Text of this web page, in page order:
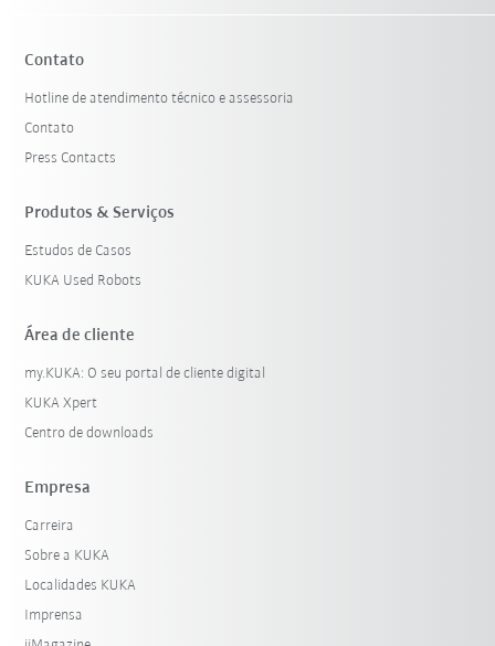
Contato
Hotline de atendimento técnico e assessoria
Contato
Press Contacts
Produtos & Serviços
Estudos de Casos
KUKA Used Robots
Área de cliente
my.KUKA: O seu portal de cliente digital
KUKA Xpert
Centro de downloads
Empresa
Carreira
Sobre a KUKA
Localidades KUKA
Imprensa